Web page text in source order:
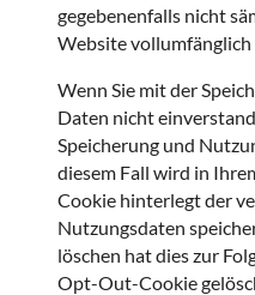
gegebenenfalls nicht
Website vollumfänglich
Wenn Sie mit der
Daten nicht
Speicherung und
diesem Fall wird in
Cookie hinterlegt der
Nutzungsdaten
löschen hat dies zur
Opt-Out-Cookie